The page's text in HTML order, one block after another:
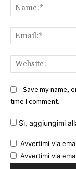
Save my name,
time I comment.
Sì, aggiungimi
Avvertimi via
Avvertimi via